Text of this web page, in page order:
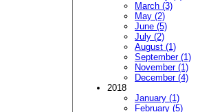
March (3)
May (2)
June (5)
July (2)
August (1)
September (1)
November (1)
December (4)
2018
January (1)
February (5)